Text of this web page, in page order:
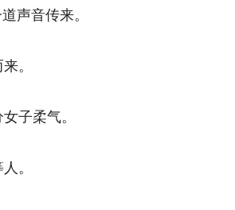
声音传来。
。
子柔气。
。